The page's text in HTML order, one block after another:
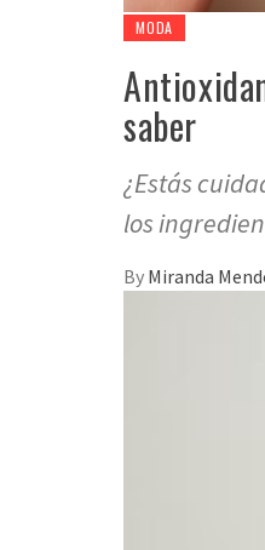
MODA
saber
¿Estás
los
By Miranda